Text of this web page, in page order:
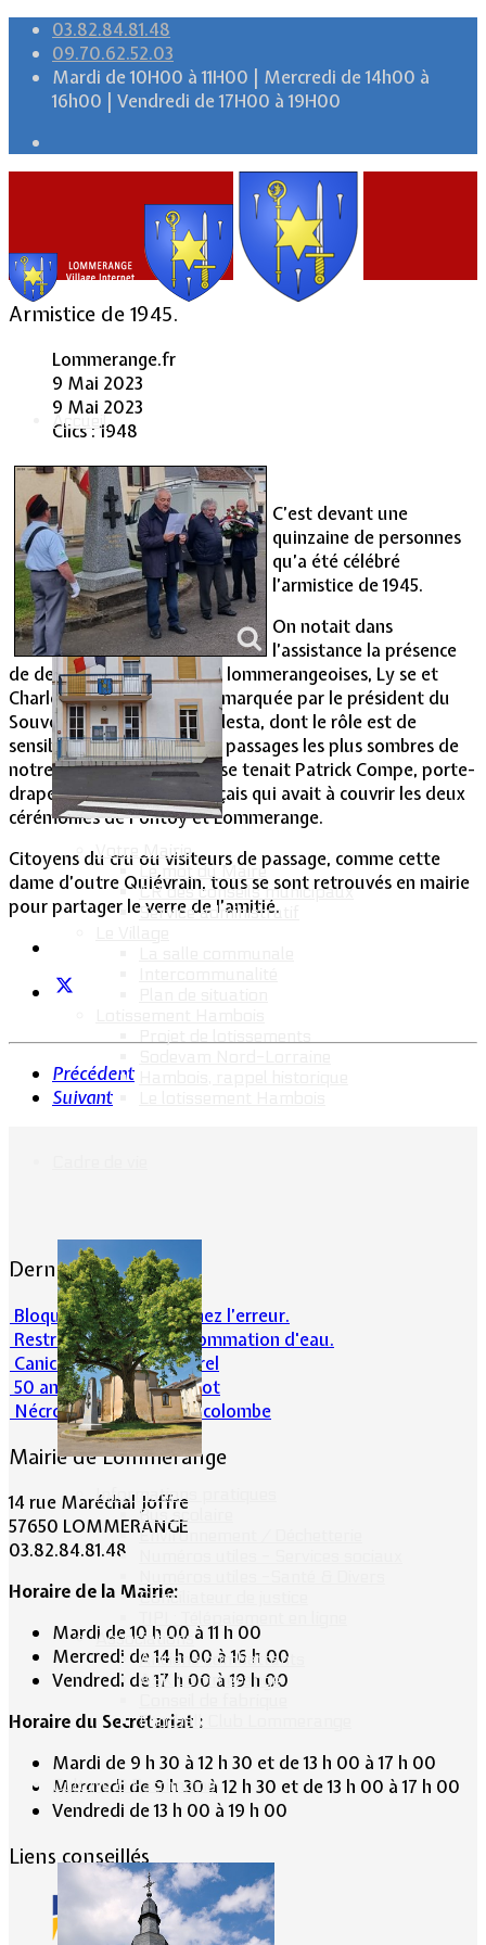
03.82.84.81.48
09.70.62.52.03
Mardi de 10H00 à 11H00 | Mercredi de 14h00 à
16h00 | Vendredi de 17H00 à 19H00
Accueil
Vie Municipale
Votre Mairie
Le mot du Maire
CR des conseils municipaux
Service administratif
Informations pratiques
Bus scolaire
Environnement / Déchetterie
Conciliateur de justice
Associations
Anciens combattants
ASK Lommerange
Football Club Lommerange
Culture & Patrimoine
Armistice de 1945.
Lommerange.fr
9 Mai 2023
9 Mai 2023
Clics : 1948
C’est devant une
quinzaine de personnes
qu’a été célébré
l’armistice de 1945.
On notait dans
l’assistance la présence
de deux jeunes citoyennes lommerangeoises, Ly se et
Charlotte, une présence remarquée par le président du
Souvenir Français Jean Podesta, dont le rôle est de
sensibiliser la jeunesse aux passages les plus sombres de
notre histoire. A ses côtés se tenait Patrick Compe, porte-
drapeau du Souvenir Français qui avait à couvrir les deux
cérémonies de Fontoy et Lommerange.
Citoyens du cru ou visiteurs de passage, comme cette
dame d’outre Quiévrain, tous se sont retrouvés en mairie
pour partager le verre de l’amitié.
Précédent
Suivant
Dernières actualités
Bloqué en forêt. Cherchez l’erreur.
Restrictions sur la consommation d'eau.
Canicule et milieu naturel
50 ans d’histoires de foot
Nécrologie : Norbert Lacolombe
Mairie de Lommerange
14 rue Maréchal Joffre
57650 LOMMERANGE
03.82.84.81.48
Horaire de la Mairie:
Mardi de 10 h 00 à 11 h 00
Mercredi de 14 h 00 à 16 h 00
Vendredi de 17 h 00 à 19 h 00
Horaire du Secrétariat :
Mardi de 9 h 30 à 12 h 30 et de 13 h 00 à 17 h 00
Mercredi de 9 h 30 à 12 h 30 et de 13 h 00 à 17 h 00
Vendredi de 13 h 00 à 19 h 00
Liens conseillés